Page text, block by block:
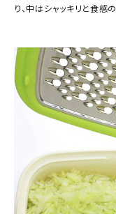
り、中はシャッキリと食感